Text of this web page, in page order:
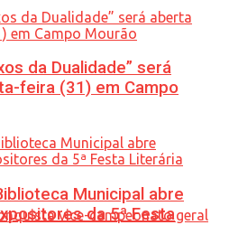
da Dualidade” será
feira (31) em Campo
Municipal abre
da 5ª Festa